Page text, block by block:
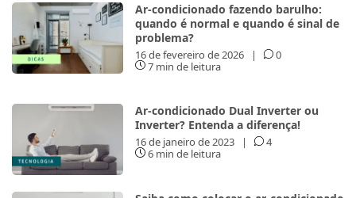
Ar-condicionado fazendo barulho:
quando é normal e quando é sinal de
problema?
16 de fevereiro de 2026 |
0
7 min de leitura
Ar-condicionado Dual Inverter ou
Inverter? Entenda a diferença!
16 de janeiro de 2023 |
4
6 min de leitura